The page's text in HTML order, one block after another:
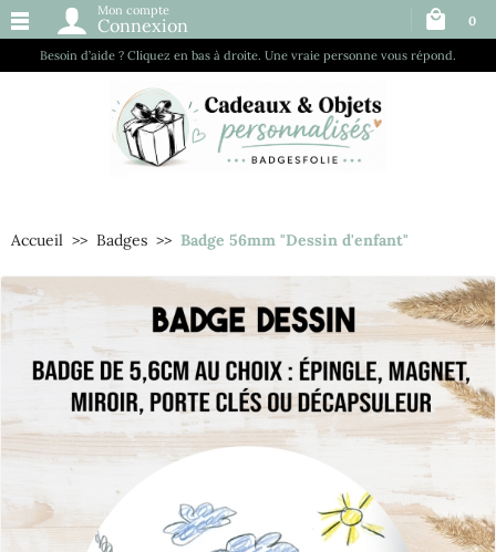
Besoin d’aide ? Cliquez en bas à droite. Une vraie personne vous répond.
Mon compte
Connexion 0
Accueil Badges Badge 56mm "Dessin d'enfant"